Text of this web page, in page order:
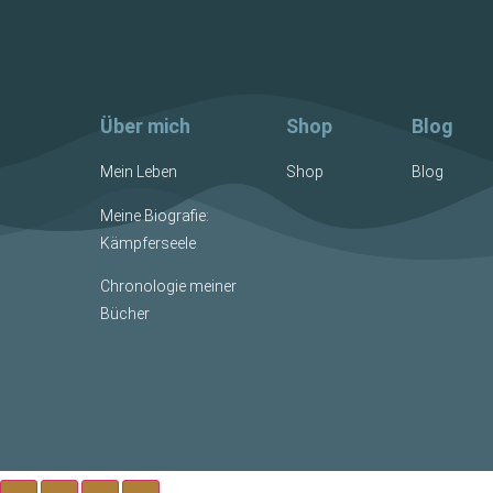
Über mich
Mein Leben
Meine Biografie:
Kämpferseele
Chronologie meiner
Bücher
Shop
Shop
Blog
Blog